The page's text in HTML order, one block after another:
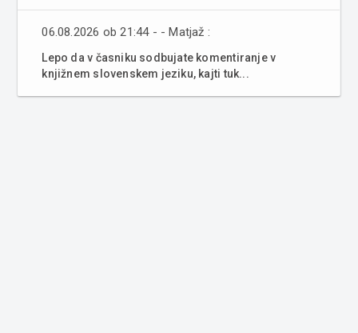
06.08.2026 ob 21:44 - - Matjaž :
Lepo da v časniku sodbujate komentiranje v
knjižnem slovenskem jeziku, kajti tuk...